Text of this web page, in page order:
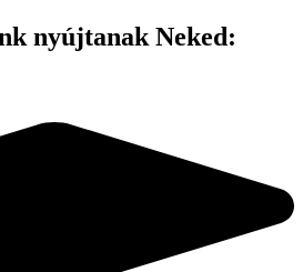
nyújtanak Neked: